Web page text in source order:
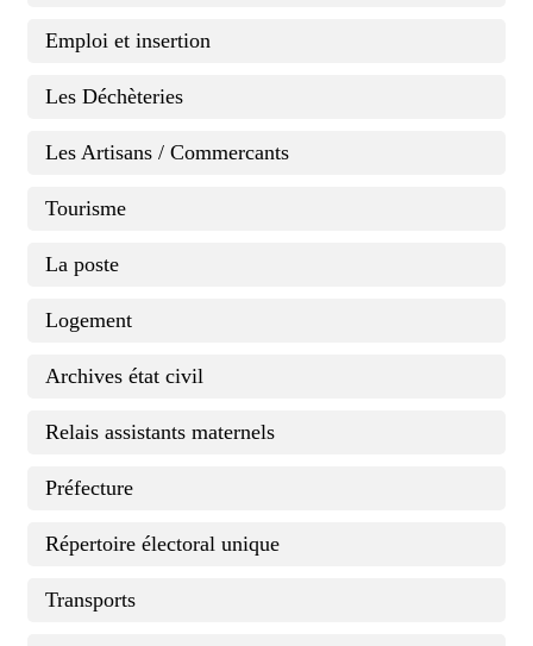
Emploi et insertion
Les Déchèteries
Les Artisans / Commercants
Tourisme
La poste
Logement
Archives état civil
Relais assistants maternels
Préfecture
Répertoire électoral unique
Transports